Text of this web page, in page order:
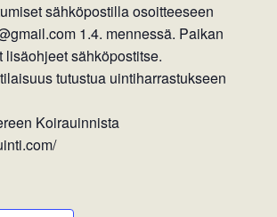
sähköpostilla osoitteeseen
1.4. mennessä. Paikan
lisäohjeet sähköpostitse.
tutustua uintiharrastukseen
Koirauinnista